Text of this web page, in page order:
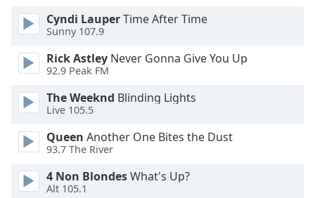
Opacity
Caption
Area
Color
Opacity
Font
Cyndi LauperTime After Time
Sunny 107.9
Rick Astley Never Gonna Give You Up
92.9 Peak FM
The Weeknd Blinding Lights
Live 105.5
Queen Another One Bites the Dust
93.7 The River
4 Non BlondesWhat's Up?
Alt 105.1